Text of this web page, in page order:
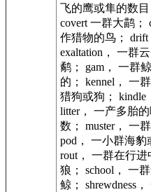
飞的鹰或隼的数目
covert 一群大鹋；
作猎物的鸟； drift
exaltation， 一群
鹬； gam， 一群
的； kennel， 一
猎狗或狗； kindle
litter， 一产多胎
数； muster， 一
pod， 一小群海豹
rout， 一群在行
狼； school， 一
鲸； shrewdness